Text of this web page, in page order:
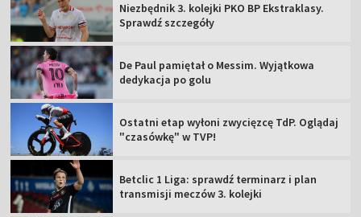
Niezbędnik 3. kolejki PKO BP Ekstraklasy.
Sprawdź szczegóły
De Paul pamiętał o Messim. Wyjątkowa
dedykacja po golu
Ostatni etap wyłoni zwycięzcę TdP. Oglądaj
"czasówkę" w TVP!
Betclic 1 Liga: sprawdź terminarz i plan
transmisji meczów 3. kolejki